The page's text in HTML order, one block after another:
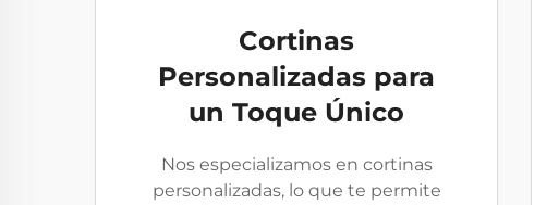
Cortinas
Personalizadas para
un Toque Único
Nos especializamos en cortinas
personalizadas, lo que te permite